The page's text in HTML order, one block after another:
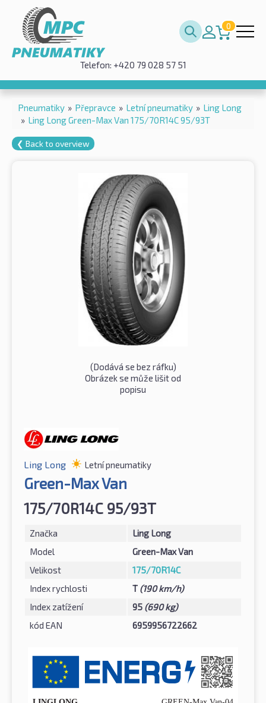
0
Telefon: +420 79 028 57 51
Pneumatiky » Přepravce » Letní pneumatiky » Ling Long
» Ling Long Green-Max Van 175/70R14C 95/93T
❮ Back to overview
(Dodává se bez ráfku)
Obrázek se může lišit od
popisu
Ling Long Letní pneumatiky
Green-Max Van
175/70R14C 95/93T
Značka
Ling Long
Model
Green-Max Van
Velikost
175/70R14C
Index rychlosti
T (190 km/h)
Index zatížení
95 (690 kg)
kód EAN
6959956722662